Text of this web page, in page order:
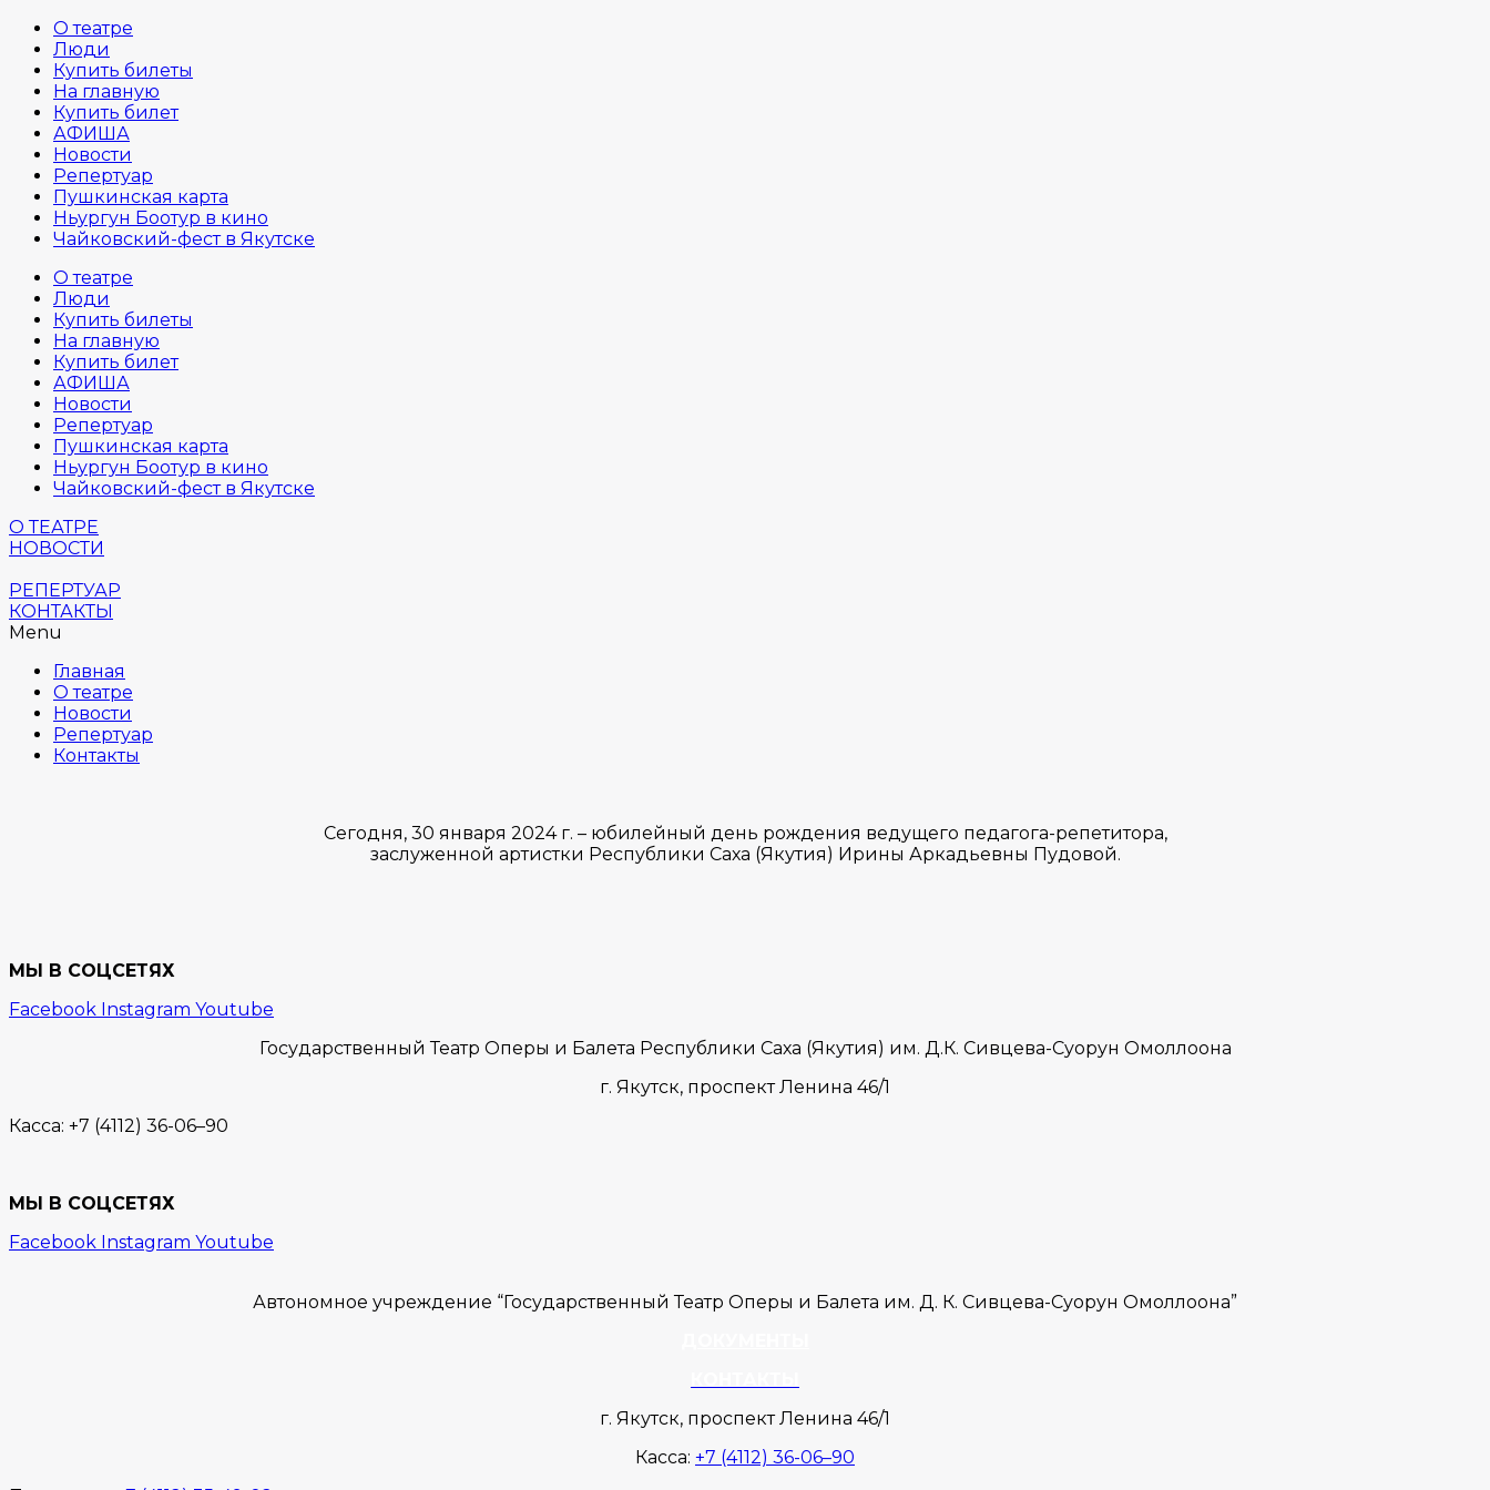
О театре
Люди
Купить билеты
На главную
Купить билет
АФИША
Новости
Репертуар
Пушкинская карта
Ньургун Боотур в кино
Чайковский-фест в Якутске
О театре
Люди
Купить билеты
На главную
Купить билет
АФИША
Новости
Репертуар
Пушкинская карта
Ньургун Боотур в кино
Чайковский-фест в Якутске
О ТЕАТРЕ
НОВОСТИ
РЕПЕРТУАР
КОНТАКТЫ
Menu
Главная
О театре
Новости
Репертуар
Контакты
Сегодня, 30 января 2024 г. – юбилейный день рождения ведущего педагога-репетитора,
заслуженной артистки Республики Саха (Якутия) Ирины Аркадьевны Пудовой.
МЫ В СОЦСЕТЯХ
Facebook Instagram Youtube
Государственный Театр Оперы и Балета Республики Саха (Якутия) им. Д.К. Сивцева-Суорун Омоллоона
г. Якутск, проспект Ленина 46/1
Касса: +7 (4112) 36-06–90
МЫ В СОЦСЕТЯХ
Facebook Instagram Youtube
Автономное учреждение “Государственный Театр Оперы и Балета им. Д. К. Сивцева-Суорун Омоллоона”
г. Якутск, проспект Ленина 46/1
Касса: +7 (4112) 36-06–90